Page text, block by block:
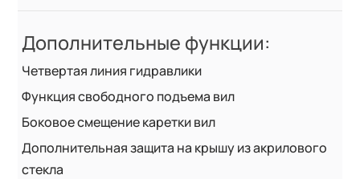
Дополнительные функции:
Четвертая линия гидравлики
Функция свободного подъема вил
Боковое смещение каретки вил
Дополнительная защита на крышу из акрилового
стекла